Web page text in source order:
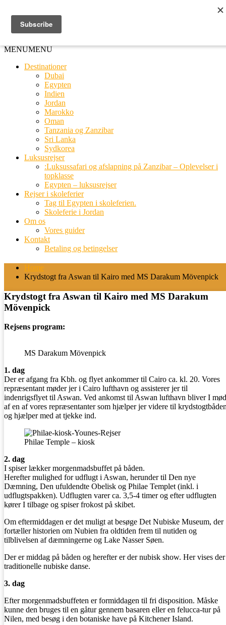
MENUMENU
Destinationer
Dubai
Egypten
Indien
Jordan
Marokko
Oman
Tanzania og Zanzibar
Sri Lanka
Sydkorea
Luksusrejser
:Luksussafari og afslapning på Zanzibar – Oplevelser i
topklasse
Egypten – luksusrejser
Rejser i skoleferier
Tag til Egypten i skoleferien.
Skoleferie i Jordan
Om os
Vores guider
Kontakt
Betaling og betingelser
Home
Krydstogt fra Aswan til Kairo med MS Darakum Mövenpick
Krydstogt fra Aswan til Kairo med MS Darakum
Mövenpick
Rejsens program:
MS Darakum Mövenpick
1. dag
Der er afgang fra Kbh. og flyet ankommer til Cairo ca. kl. 20. Vores
repræsentant møder jer i Cairo lufthavn og assisterer jer til
indenrigsflyet til Aswan. Ved ankomst til Aswan lufthavn bliver I
af en af vores repræsentanter som hjælper jer videre til
og hjælper med at tjekke ind.
Philae Temple – kiosk
2. dag
I spiser lækker morgenmadsbuffet på båden.
Herefter mulighed for udflugt i Aswan, herunder til Den nye
Dæmning, Den ufuldendte Obelisk og Philae Templet (inkl. i
udflugtspakken). Udflugten varer ca. 3,5-4 timer og efter udflugten
kører I tilbage og spiser frokost på skibet.
Om eftermiddagen er det muligt at besøge Det Nubiske Museum, der
fortæller historien om Nubien fra oldtiden frem til nutiden og
tilblivelsen af dæmningerne og Lake Nasser Søen.
Der er middag på båden og herefter er der nubisk show. Her vises der
traditionelle nubiske danse.
3. dag
Efter morgenmadsbuffeten er formiddagen til fri disposition. Måske
kunne den bruges til en gåtur gennem basaren eller en felucca-tur på
Nilen, med besøg i den botaniske have på Kitchener Island.